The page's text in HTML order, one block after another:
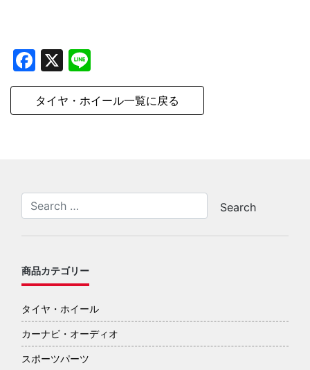
Facebook
X
タイヤ・ホイール一覧に戻る
商品カテゴリー
タイヤ・ホイール
カーナビ・オーディオ
スポーツパーツ